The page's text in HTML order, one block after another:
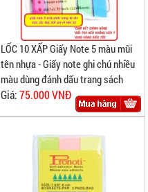
LỐC 10 XẤP Giấy Note 5 màu mũi
tên nhựa - Giấy note ghi chú nhiều
màu dùng đánh dấu trang sách
Giá:75.000 VNĐ